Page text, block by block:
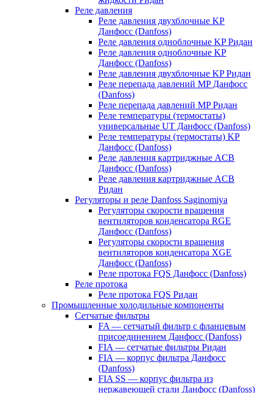
Реле давления
Реле давления двухблочные KP
Данфосс (Danfoss)
Реле давления одноблочные KP Ридан
Реле давления одноблочные KP
Данфосс (Danfoss)
Реле давления двухблочные KP Ридан
Реле перепада давлений MP Данфосс
(Danfoss)
Реле перепада давлений MP Ридан
Реле температуры (термостаты)
универсальные UT Данфосс (Danfoss)
Реле температуры (термостаты) KP
Данфосс (Danfoss)
Реле давления картриджные ACB
Данфосс (Danfoss)
Реле давления картриджные ACB
Ридан
Регуляторы и реле Danfoss Saginomiya
Регуляторы скорости вращения
вентиляторов конденсатора RGE
Данфосс (Danfoss)
Регуляторы скорости вращения
вентиляторов конденсатора XGE
Данфосс (Danfoss)
Реле протока FQS Данфосс (Danfoss)
Реле протока
Реле протока FQS Ридан
Промышленные холодильные компоненты
Сетчатые фильтры
FA — сетчатый фильтр с фланцевым
присоединением Данфосс (Danfoss)
FIA — сетчатые фильтры Ридан
FIA — корпус фильтра Данфосс
(Danfoss)
FIA SS — корпус фильтра из
нержавеющей стали Данфосс (Danfoss)